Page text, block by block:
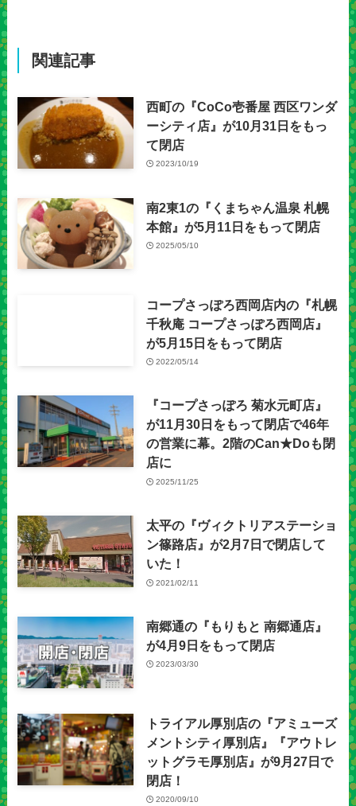
関連記事
西町の『CoCo壱番屋 西区ワンダ
ーシティ店』が10月31日をもっ
て閉店
2023/10/19
南2東1の『くまちゃん温泉 札幌
本館』が5月11日をもって閉店
2025/05/10
コープさっぽろ西岡店内の『札幌
千秋庵 コープさっぽろ西岡店』
が5月15日をもって閉店
2022/05/14
『コープさっぽろ 菊水元町店』
が11月30日をもって閉店で46年
の営業に幕。2階のCan★Doも閉
店に
2025/11/25
太平の『ヴィクトリアステーショ
ン篠路店』が2月7日で閉店して
いた！
2021/02/11
南郷通の『もりもと 南郷通店』
が4月9日をもって閉店
2023/03/30
トライアル厚別店の『アミューズ
メントシティ厚別店』『アウトレ
ットグラモ厚別店』が9月27日で
閉店！
2020/09/10